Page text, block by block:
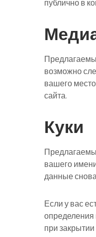
публично в
возможно
вашего
сайта.
Куки
вашего
данные
Если у вас
определения
при